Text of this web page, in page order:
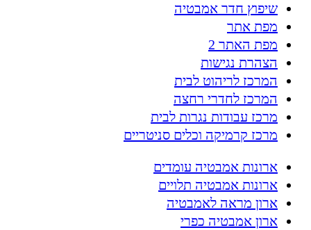
שיפוץ חדר אמבטיה
מפת אתר
מפת האתר 2
הצהרת נגישות
המרכז לריהוט לבית
המרכז לחדרי רחצה
מרכז עבודות נגרות לבית
מרכז קרמיקה וכלים סניטריים
ארונות אמבטיה עומדים
ארונות אמבטיה תלויים
ארון מראה לאמבטיה
ארון אמבטיה כפרי